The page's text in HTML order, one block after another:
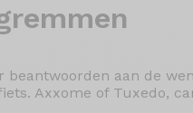
aan de
Axxome of Tuxedo,